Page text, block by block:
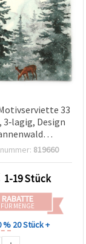
33
3‑lagig, Design
für Basteln
819660
1-19 Stück
RABATTE
FÜR MENGE
% 20 Stück +